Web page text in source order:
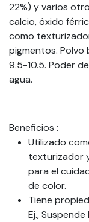
22%) y varios
calcio, óxido
como
pigmentos.
9.5-10.5. Poder
agua.
Beneficios :
Utilizado
texturizador
para el
de color.
Tiene
Ej.,